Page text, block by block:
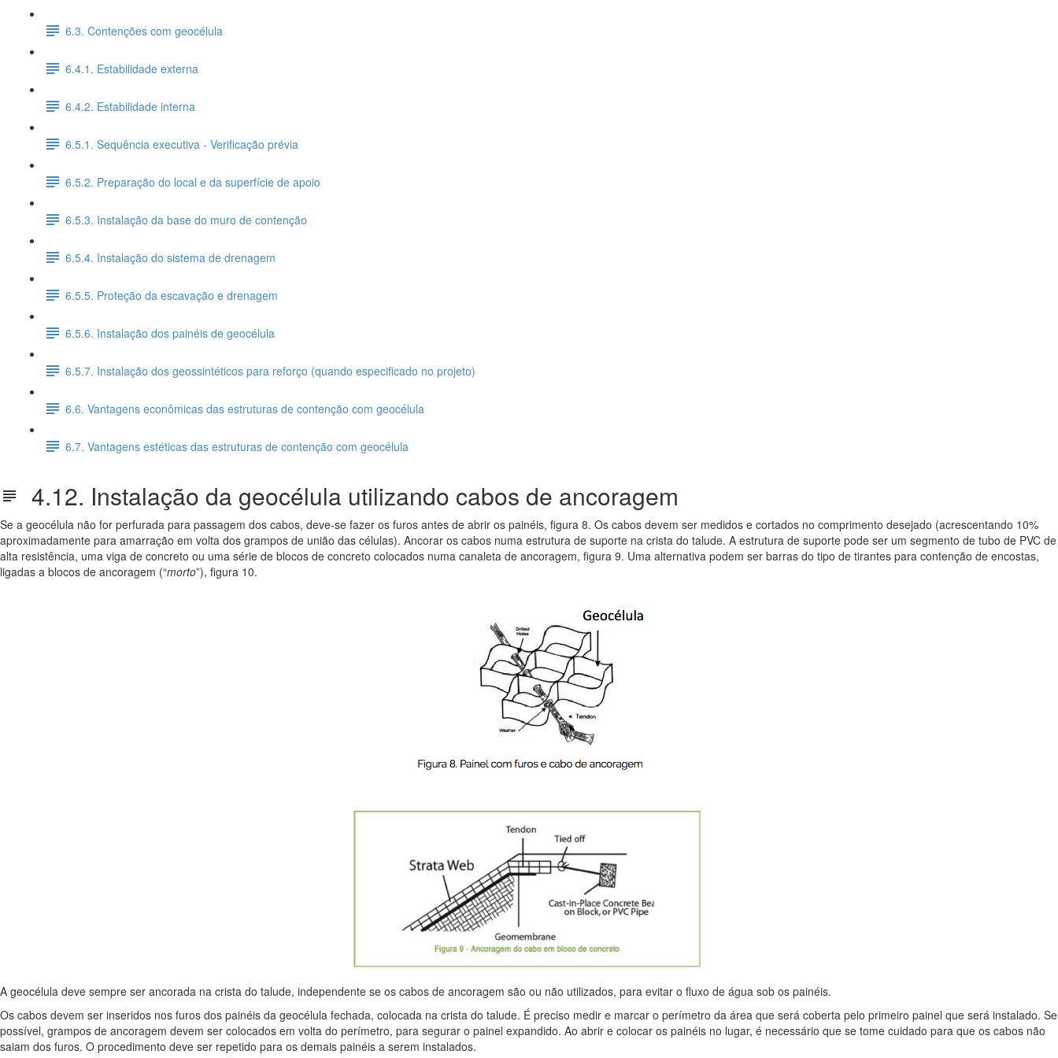
6.3. Contenções com geocélula
6.4.1. Estabilidade externa
6.4.2. Estabilidade interna
6.5.1. Sequência executiva - Verificação prévia
6.5.2. Preparação do local e da superfície de apoio
6.5.3. Instalação da base do muro de contenção
6.5.4. Instalação do sistema de drenagem
6.5.5. Proteção da escavação e drenagem
6.5.6. Instalação dos painéis de geocélula
6.5.7. Instalação dos geossintéticos para reforço (quando especificado no projeto)
6.6. Vantagens econômicas das estruturas de contenção com geocélula
6.7. Vantagens estéticas das estruturas de contenção com geocélula
4.12. Instalação da geocélula utilizando cabos de ancoragem
Se a geocélula não for perfurada para passagem dos cabos, deve-se fazer os furos antes de abrir os painéis, figura 8. Os cabos devem ser medidos e cortados no comprimento desejado (acrescentando 10%
aproximadamente para amarração em volta dos grampos de união das células). Ancorar os cabos numa estrutura de suporte na crista do talude. A estrutura de suporte pode ser um segmento de tubo de PVC de
alta resistência, uma viga de concreto ou uma série de blocos de concreto colocados numa canaleta de ancoragem, figura 9. Uma alternativa podem ser barras do tipo de tirantes para contenção de encostas,
ligadas a blocos de ancoragem (“morto”), figura 10.
A geocélula deve sempre ser ancorada na crista do talude, independente se os cabos de ancoragem são ou não utilizados, para evitar o fluxo de água sob os painéis.
Os cabos devem ser inseridos nos furos dos painéis da geocélula fechada, colocada na crista do talude. É preciso medir e marcar o perímetro da área que será coberta pelo primeiro painel que será instalado. Se
possível, grampos de ancoragem devem ser colocados em volta do perímetro, para segurar o painel expandido. Ao abrir e colocar os painéis no lugar, é necessário que se tome cuidado para que os cabos não
saiam dos furos. O procedimento deve ser repetido para os demais painéis a serem instalados.